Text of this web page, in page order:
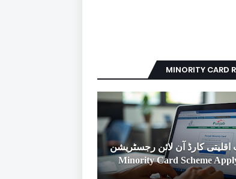
MINORITY CARD
کارڈ آن لائن رجسٹریشن
2026 Minority Card Scheme